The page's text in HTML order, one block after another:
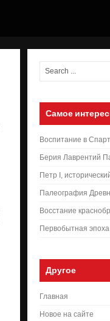
Самое
Воспитание в
Берия Лаврентий
Петр I,
Палеография
Восстание
Первобытная
Другое
Главная
Новое на сайте